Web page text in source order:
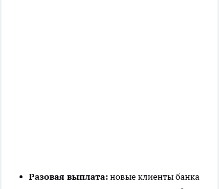
Разовая выплата: новые клиенты банка